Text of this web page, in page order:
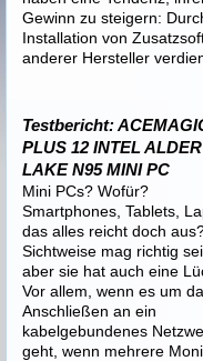
Gewinn zu steigern:
Installation von
anderer Hersteller
Testbericht:
PLUS 12 INTEL ALDER
LAKE N95 MINI PC
Mini PCs? Wofür?
Smartphones, Tablets,
das alles reicht doch
Sichtweise mag richtig
aber sie hat auch eine
Vor allem, wenn es um
Anschließen an ein
kabelgebundenes
geht, wenn mehrere